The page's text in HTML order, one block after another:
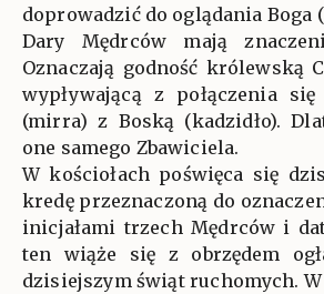
doprowadzić do oglądania Boga
Dary Mędrców mają
Oznaczają godność królewską
wypływającą z połączenia
(mirra) z Boską (kadzidło).
one samego Zbawiciela.
W kościołach poświęca się
kredę przeznaczoną do
inicjałami trzech Mędrców i
ten wiąże się z obrzędem
dzisiejszym świąt ruchomych.